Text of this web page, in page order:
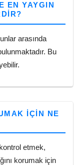
EN YAYGIN
arasında
Bu
IÇIN NE
etmek,
korumak için